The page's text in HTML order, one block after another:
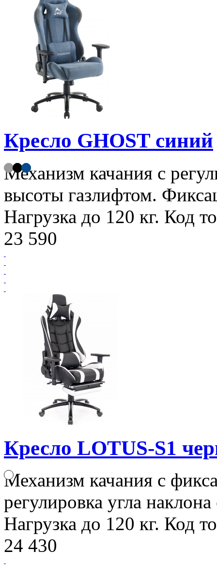
Кресло GHOST синий
Механизм качания с
высоты газлифтом.
Нагрузка до 120 кг. Код
23 590
Кресло LOTUS-S1
Механизм качания с
регулировка угла
Нагрузка до 120 кг. Код
24 430